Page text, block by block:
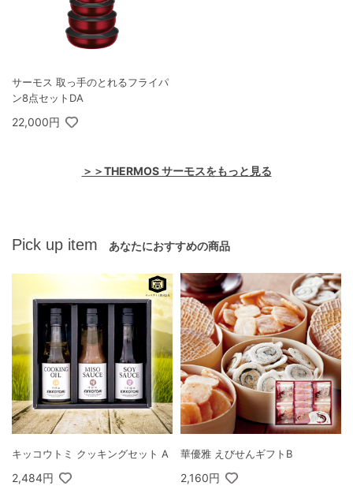
サーモス 取っ手のとれるフライパ
ン8点セットDA
22,000円
＞＞THERMOS サーモスをもっと見る
Pick up item あなたにおすすめの商品
キッコウトミ クッキングセット A
2,484円
華優雅 えびせんギフトB
2,160円